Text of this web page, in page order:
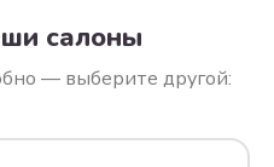
салоны
— выберите другой: